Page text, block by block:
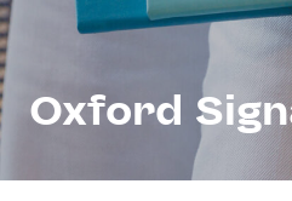
Oxford